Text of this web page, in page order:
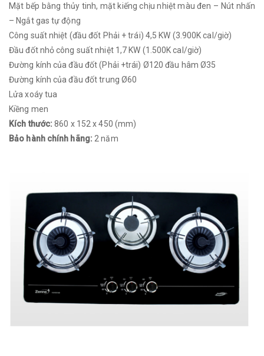
Mặt bếp bằng thủy tinh, mặt kiếng chịu nhiệt màu đen – Nút nhấn
– Ngắt gas tự động
Công suất nhiệt (đầu đốt Phải + trái) 4,5 KW (3.900K cal/giờ)
Đầu đốt nhỏ công suất nhiệt 1,7 KW (1.500K cal/giờ)
Đường kính của đầu đốt (Phải +trái) Ø120 đầu hâm Ø35
Đường kính của đầu đốt trung Ø60
Lửa xoáy tua
Kiềng men
Kích thước: 860 x 152 x 450 (mm)
Bảo hành chính hãng: 2 năm